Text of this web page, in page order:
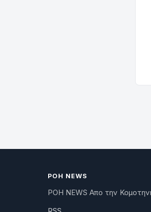
ΡΟΗ NEWS
ΡΟΗ NEWS Απο την